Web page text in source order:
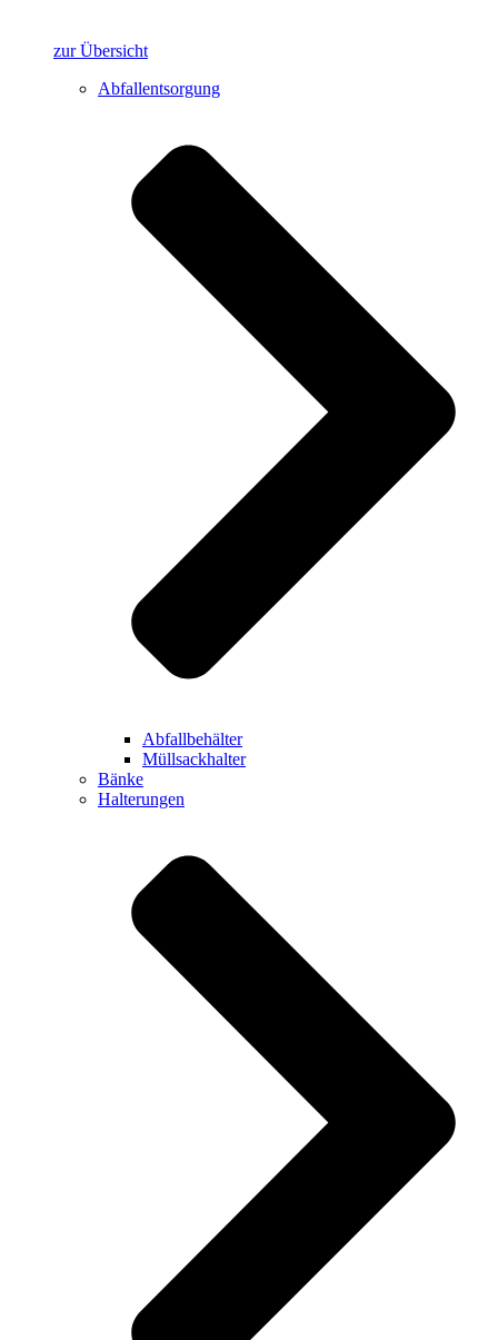
zur Übersicht
Abfallentsorgung
Abfallbehälter
Müllsackhalter
Bänke
Halterungen